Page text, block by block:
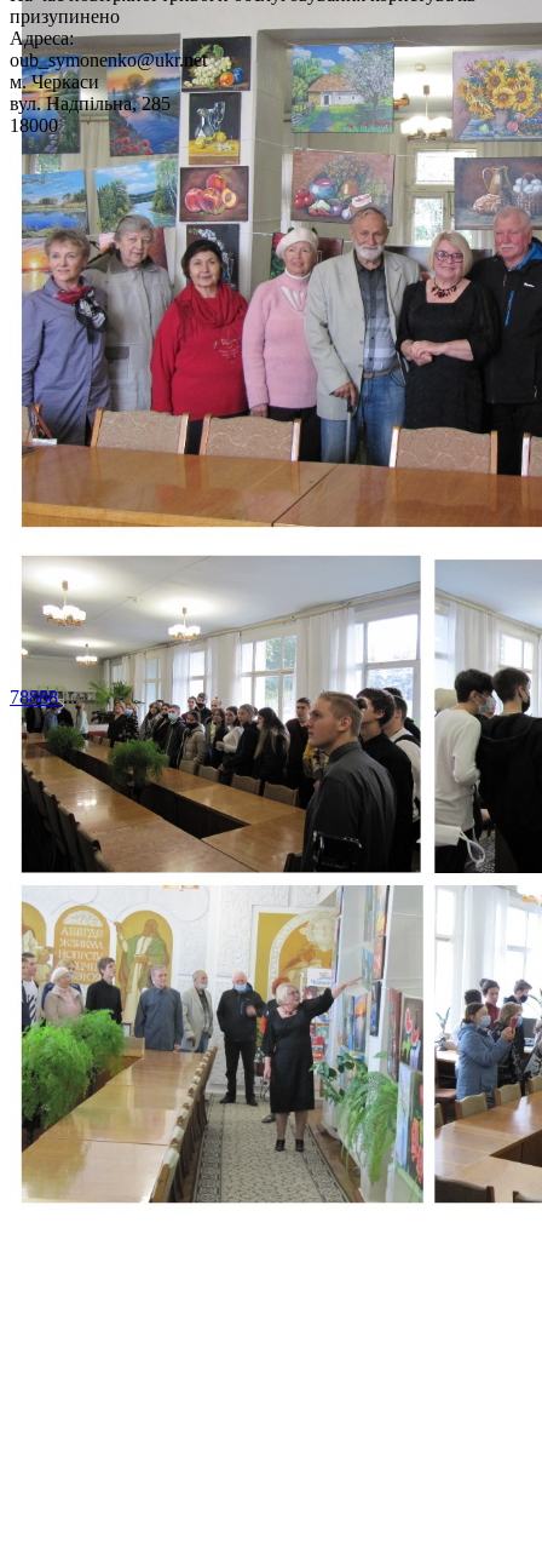
призупинено
Адреса:
oub_symonenko@ukr.net
м. Черкаси
вул. Надпільна, 285
18000
78888...